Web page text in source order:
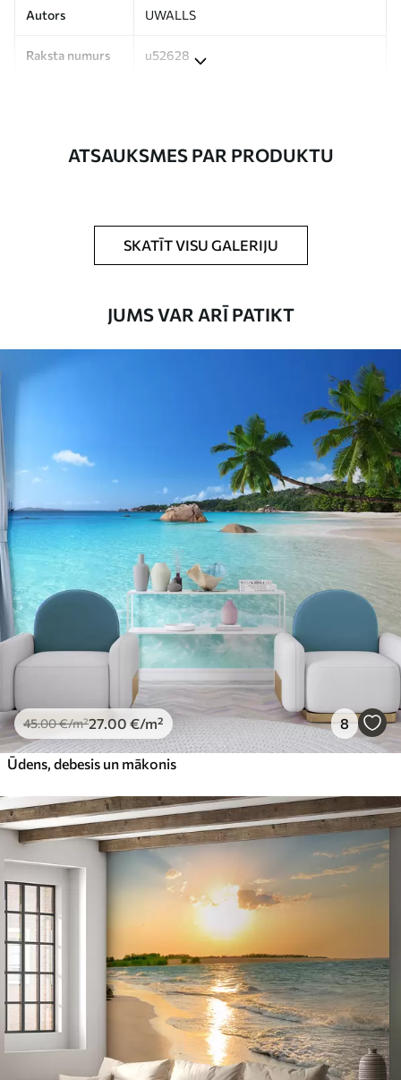
Autors UWALLS
Raksta numurs u52628
Tapetes var viegli notīrīt ar mīkstu sūkli.
Tapetes ar lakas pārklājumu var tīrīt ar
Viengabala lietojums
Standarts
45 /m²
Premium
56.6734.00 € /m²
Premium vinils
65 /m²
81.6548.99€/m²
ATSAUKSMES PAR PRODUKTU
SKATĪT VISU GALERIJU
JUMS VAR ARĪ PATIKT
45.00€/m²27.00 €/m² 8
Ūdens, debesis un mākonis